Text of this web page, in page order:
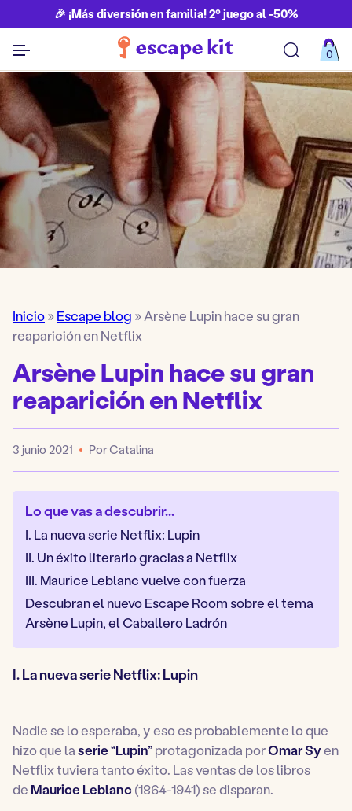
🎉 ¡Más diversión en familia! 2º juego al -50%
0
Inicio»Escape blog »Arsène Lupin hace su gran
reaparición en Netflix
Arsène Lupin hace su gran
reaparición en Netflix
Publicado
3 junio 2021 Por Catalina
Lo que vas a descubrir...
I. La nueva serie Netflix: Lupin
II. Un éxito literario gracias a Netflix
III. Maurice Leblanc vuelve con fuerza
Descubran el nuevo Escape Room sobre el tema
Arsène Lupin, el Caballero Ladrón
I. La nueva serie Netflix: Lupin
Nadie se lo esperaba, y eso es probablemente lo que
hizo que laserie “Lupin”protagonizada porOmar Syen
Netflix tuviera tanto éxito. Las ventas de los libros
de Maurice Leblanc (1864-1941) se disparan.
Ver todos los juegos